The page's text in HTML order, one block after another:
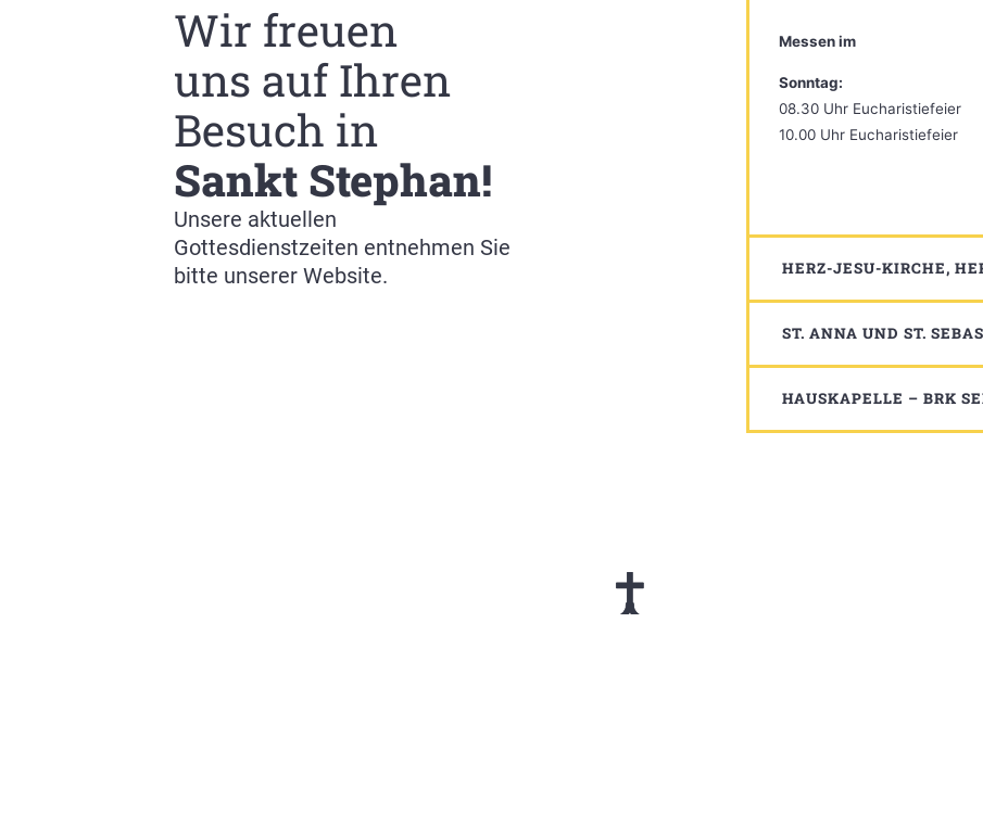
Wir freuen
uns auf Ihren
Besuch in
Sankt Stephan!
Unsere aktuellen
Gottesdienstzeiten entnehmen Sie
bitte unserer Website.
Messen im
Sonntag:
08.30 Uhr Eucharistiefeier
10.00 Uhr Eucharistiefeier
HERZ-JESU-KIRCHE,
ST. ANNA UND ST.
HAUSKAPELLE – BRK